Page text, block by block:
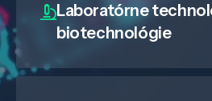
Laboratórne
biotechnológie